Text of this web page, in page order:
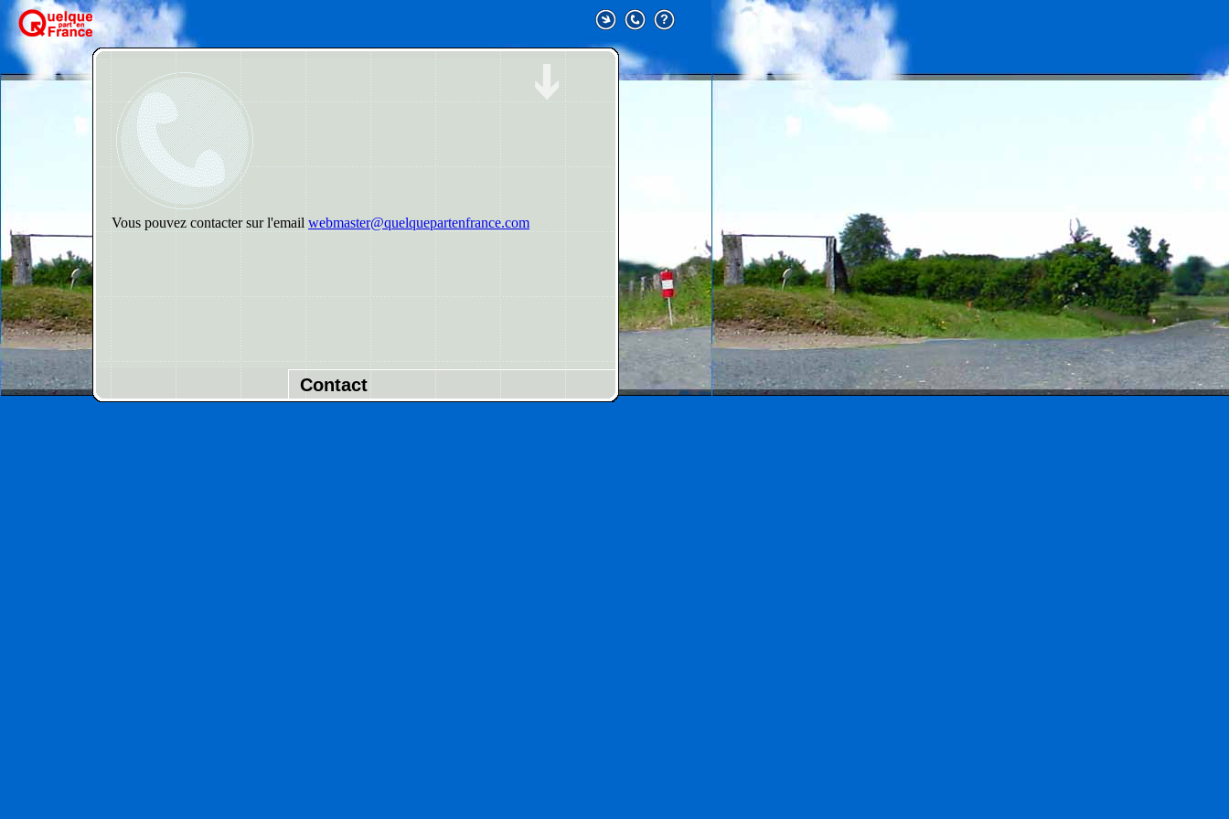
Vous pouvez contacter sur l'emailwebmaster@quelquepartenfrance.com
Contact